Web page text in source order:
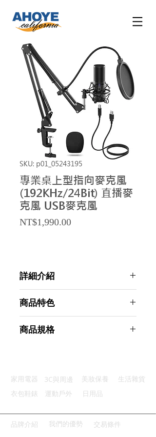
SKU: p01_05243195
專業桌上型指向麥克風
(192KHz/24Bit) 直播麥
克風 USB麥克風
NT$1,990.00Price
詳細介紹
商品特色
專業防震：搭配優質專業防震支架
商品規格
商品型號：p01_05243195
主要材質：金屬、ABS
商品重量(g)：1500
產地名稱：中國大陸
家用電器 3C與周邊 美妝保養
生活雜貨
衣包鞋錶
運動戶外 日用品
品牌介紹 我們的優勢 交易條件